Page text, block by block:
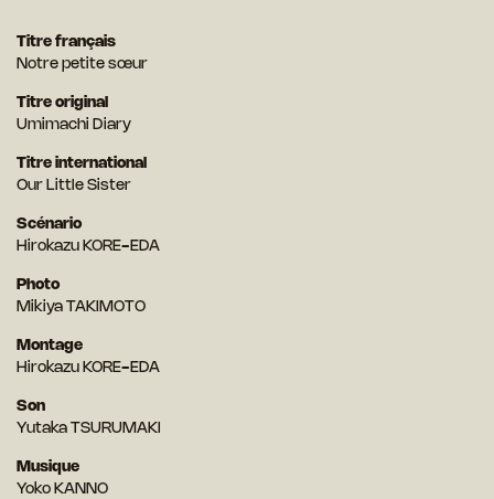
Titre français
Notre petite sœur
Titre original
Umimachi Diary
Titre international
Our Little Sister
Scénario
Hirokazu KORE-EDA
Photo
Mikiya TAKIMOTO
Montage
Hirokazu KORE-EDA
Son
Yutaka TSURUMAKI
Musique
Yoko KANNO